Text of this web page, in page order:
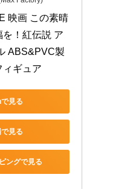
映画 この素晴
を！紅伝説 ア
ABS&PVC製
ィギュア
見る
見る
ングで見る